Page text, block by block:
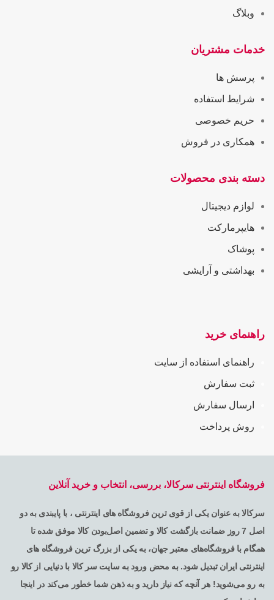
وبلاگ
خدمات مشتریان
پرسش ها
شرایط استفاده
حریم خصوصی
همکاری در فروش
دسته بندی محصولات
لوازم دیجیتال
هایپرمارکت
پوشاک
بهداشتی و آرایشی
راهنمای خرید
راهنمای استفاده از سایت
ثبت سفارش
ارسال سفارش
روش پرداخت
فروشگاه اینترنتی سرکالا، بررسی، انتخاب و خرید آنلاین
سرکالا به عنوان یکی از قوی ترین فروشگاه های اینترنتی ، با پایبندی به دو
اصل 7 روز ضمانت بازگشت کالا و تضمین اصل‌بودن کالا موفق شده تا
همگام با فروشگاه‌های معتبر جهان، به یکی از بزرگ ترین فروشگاه های
اینترنتی ایران تبدیل شود. به محض ورود به سایت سر کالا با دنیایی از کالا رو
به رو می‌شوید! هر آنچه که نیاز دارید و به ذهن شما خطور می‌کند در اینجا